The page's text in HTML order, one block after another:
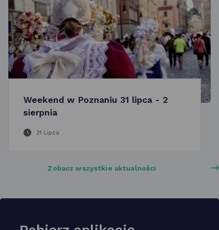
Weekend w Poznaniu 31 lipca - 2
sierpnia
31 Lipca
Zobacz wszystkie aktualności